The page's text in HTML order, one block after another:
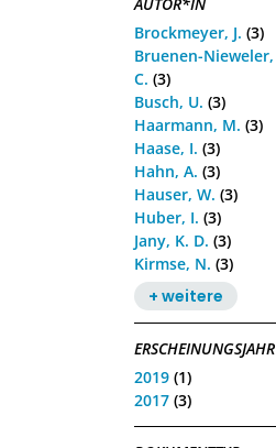
Brockmeyer, J. (3)
Bruenen-Nieweler,
C. (3)
Busch, U. (3)
Haarmann, M. (3)
Haase, I. (3)
Hahn, A. (3)
Hauser, W. (3)
Huber, I. (3)
Jany, K. D. (3)
Kirmse, N. (3)
+ weitere
ERSCHEINUNGSJAHR
2019 (1)
2017 (3)